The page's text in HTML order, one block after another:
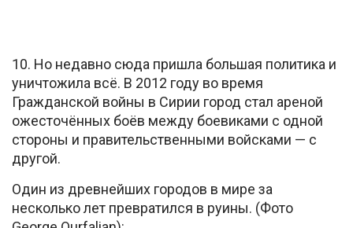
10. Но недавно сюда пришла большая политика и
уничтожила всё. В 2012 году во время
Гражданской войны в Сирии город стал ареной
ожесточённых боёв между боевиками с одной
стороны и правительственными войсками — с
другой.
Один из древнейших городов в мире за
несколько лет превратился в руины. (Фото